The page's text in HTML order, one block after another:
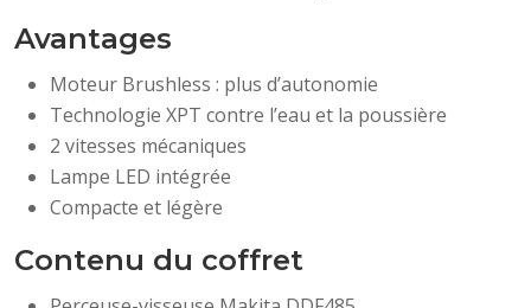
Avantages
Moteur Brushless : plus d’autonomie
Technologie XPT contre l’eau et la poussière
2 vitesses mécaniques
Lampe LED intégrée
Compacte et légère
Contenu du coffret